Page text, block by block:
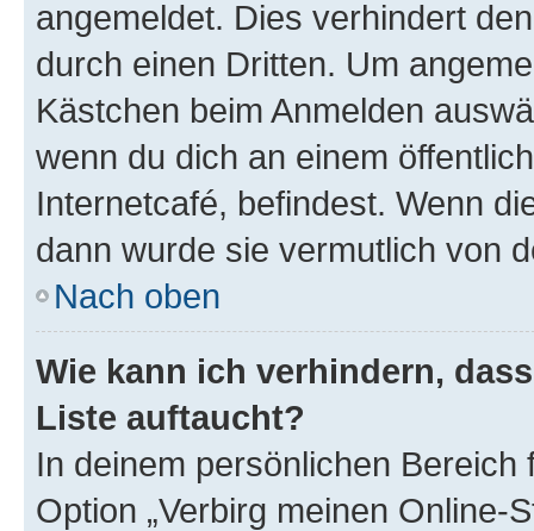
angemeldet. Dies verhindert
durch einen Dritten. Um
Kästchen beim Anmelden
wenn du dich an einem
Internetcafé, befindest. Wenn
dann wurde sie vermutlich von
Nach oben
Wie kann ich verhindern,
Liste auftaucht?
In deinem persönlichen
Option „Verbirg meinen Online-